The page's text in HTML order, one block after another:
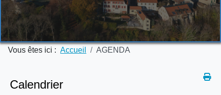
Vous êtes ici : Accueil AGENDA
Calendrier